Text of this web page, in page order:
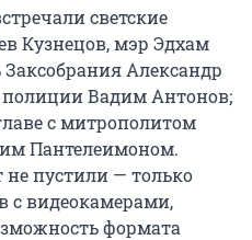
светские
Кузнецов, мэр Эдхам
Заксобрания Александр
полиции Вадим Антонов;
с митрополитом
Пантелеимоном.
пустили — только
с видеокамерами,
формата